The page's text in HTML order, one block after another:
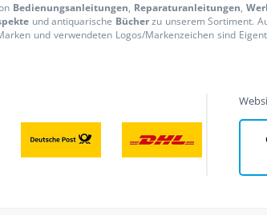
Bedienungsanleitungen, Reparaturanleitungen,
und antiquarische Bücherzu unserem Sortiment.
und verwendeten Logos/Markenzeichen sind